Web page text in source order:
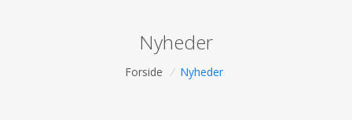
Nyheder
Forside / Nyheder